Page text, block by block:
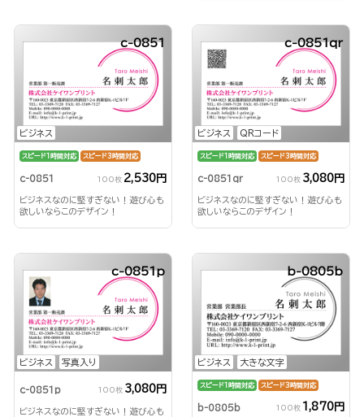
ビジネス
c-0851
スピード1時間対応 スピード3時間対応
c-0851 100枚 2,530円
ビジネスなのに堅すぎない！遊び心も
欲しいならこのデザイン！
ビジネス QRコード
c-0851qr
スピード1時間対応 スピード3時間対応
c-0851qr 100枚 3,080円
ビジネスなのに堅すぎない！遊び心も
欲しいならこのデザイン！
ビジネス 写真入り
c-0851p
c-0851p 100枚 3,080円
ビジネスなのに堅すぎない！遊び心も
ビジネス 大きな文字
b-0805b
スピード1時間対応 スピード3時間対応
b-0805b 100枚 1,870円